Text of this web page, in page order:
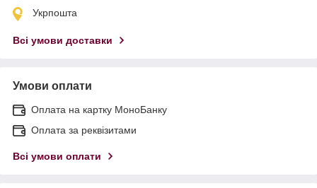
Укрпошта
Всі умови доставки
Умови оплати
Оплата на картку МоноБанку
Оплата за реквізитами
Всі умови оплати